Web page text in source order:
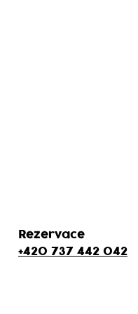
Rezervace
+420 737 442 042